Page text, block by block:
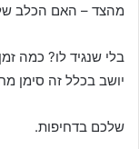
מהצד – האם הכלב
בלי שנגיד לו? כמה
יושב בכלל זה סימן
שלכם בדחיפות.